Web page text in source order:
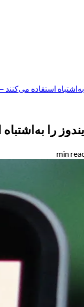
به‌اشتباه استفاده
را